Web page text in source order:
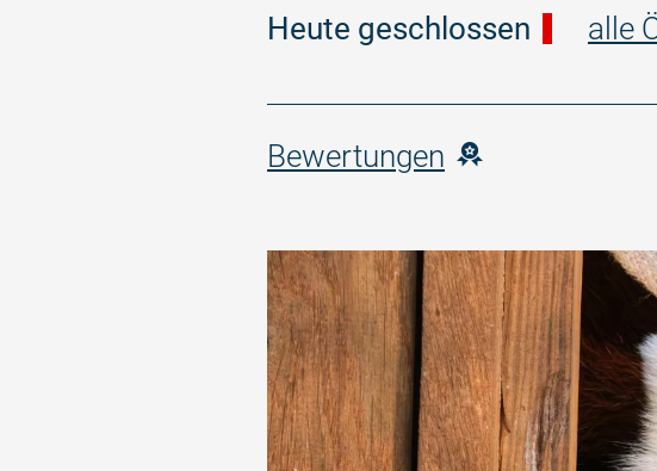
Heute geschlossen alle
Bewertungen